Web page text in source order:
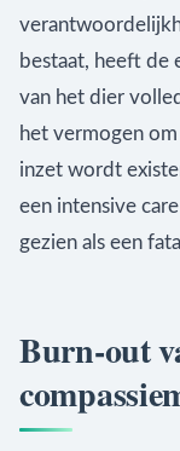
bestaat, heeft de
van het dier
het vermogen
inzet wordt
een intensive
gezien als een
Burn-out